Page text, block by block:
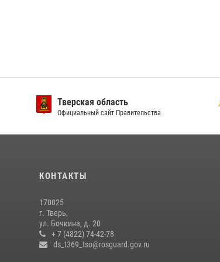
Тверская область
Официальный сайт Правительства
КОНТАКТЫ
170025
г. Тверь,
ул. Бочкина, д. 20
+ 7 (4822) 74-42-78
ds_t369_tso@rosguard.gov.ru